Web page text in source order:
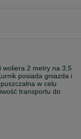
woliera 2 metry na 3,5
posiada gniazda i
w celu
transportu do